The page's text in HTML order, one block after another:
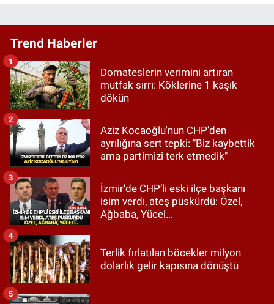
Trend Haberler
Domateslerin verimini artıran
mutfak sırrı: Köklerine 1 kaşık
dökün
1
Aziz Kocaoğlu'nun CHP'den
ayrılığına sert tepki: "Biz kaybettik
ama partimizi terk etmedik"
2
İzmir’de CHP’li eski ilçe başkanı
isim verdi, ateş püskürdü: Özel,
Ağbaba, Yücel…
3
Terlik fırlatılan böcekler milyon
dolarlık gelir kapısına dönüştü
4
5